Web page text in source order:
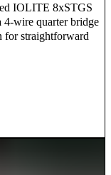
IOLITE 8xSTGS
4-wire quarter bridge
for straightforward